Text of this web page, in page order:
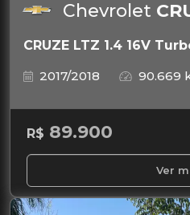
Chevrolet
CRUZE LTZ 1.4 16V
2017/2018
90.669
R$ 89.900
Ver